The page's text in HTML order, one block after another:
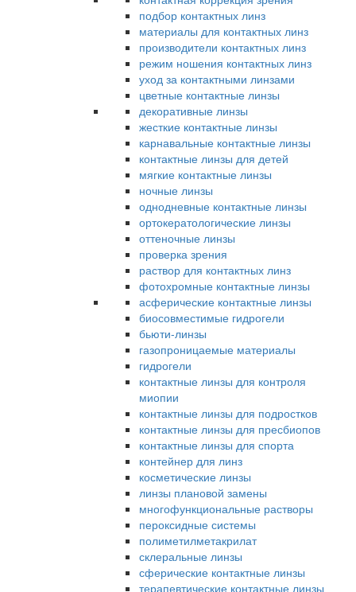
подбор контактных линз
материалы для контактных линз
производители контактных линз
режим ношения контактных линз
уход за контактными линзами
цветные контактные линзы
декоративные линзы
жесткие контактные линзы
карнавальные контактные линзы
контактные линзы для детей
мягкие контактные линзы
ночные линзы
однодневные контактные линзы
ортокератологические линзы
оттеночные линзы
проверка зрения
раствор для контактных линз
фотохромные контактные линзы
асферические контактные линзы
биосовместимые гидрогели
бьюти-линзы
газопроницаемые материалы
гидрогели
контактные линзы для контроля
миопии
контактные линзы для подростков
контактные линзы для пресбиопов
контактные линзы для спорта
контейнер для линз
косметические линзы
линзы плановой замены
многофункциональные растворы
пероксидные системы
полиметилметакрилат
склеральные линзы
сферические контактные линзы
терапевтические контактные линзы